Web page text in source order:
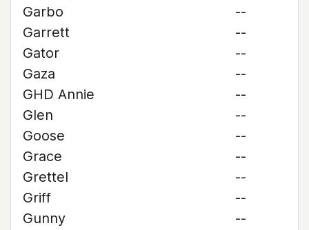
Garbo
--
Garrett
--
Gator
--
Gaza
--
GHD Annie
--
Glen
--
Goose
--
Grace
--
Grettel
--
Griff
--
Gunny
--